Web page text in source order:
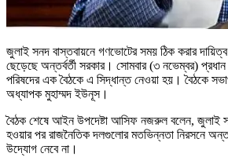
জুলাই সনদ বাস্তবায়নে গণভোটের সময় ঠিক করার
ছেড়েছে অন্তর্বর্তী সরকার। সোমবার (৩ নভেম্বর) প্রধান
পরিষদের এক বৈঠকে এ সিদ্ধান্ত নেওয়া হয়। বৈঠকে
অধ্যাপক মুহাম্মদ ইউনূস।
বৈঠক শেষে আইন উপদেষ্টা আসিফ নজরুল বলেন, জুলাই
হওয়ার পর রাজনৈতিক দলগুলোর মতভিন্নতা নিরসনে
উদ্যোগ নেবে না।